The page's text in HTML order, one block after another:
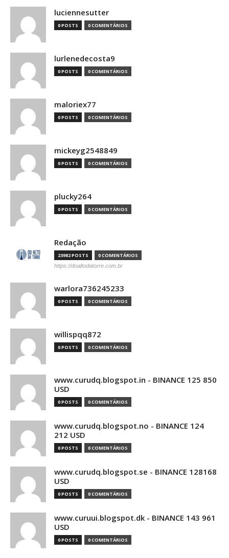
luciennesutter
0 POSTS 0 COMENTÁRIOS
lurlenedecosta9
0 POSTS 0 COMENTÁRIOS
maloriex77
0 POSTS 0 COMENTÁRIOS
mickeyg2548849
0 POSTS 0 COMENTÁRIOS
plucky264
0 POSTS 0 COMENTÁRIOS
Redação
23982 POSTS 0 COMENTÁRIOS
https://doaltodatorre.com.br
warlora736245233
0 POSTS 0 COMENTÁRIOS
willispqq872
0 POSTS 0 COMENTÁRIOS
www.curudq.blogspot.in - BINANCE 125 850
USD
0 POSTS 0 COMENTÁRIOS
www.curudq.blogspot.no - BINANCE 124
212 USD
0 POSTS 0 COMENTÁRIOS
www.curudq.blogspot.se - BINANCE 128168
USD
0 POSTS 0 COMENTÁRIOS
www.curuui.blogspot.dk - BINANCE 143 961
USD
0 POSTS 0 COMENTÁRIOS